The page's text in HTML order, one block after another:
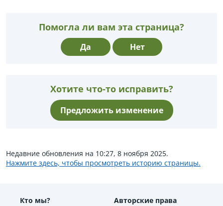
Помогла ли вам эта страница?
Да Нет
Хотите что-то исправить?
Предложить изменение
Недавние обновления на 10:27, 8 ноября 2025.
Нажмите здесь, чтобы просмотреть историю страницы.
Кто мы? Авторские права